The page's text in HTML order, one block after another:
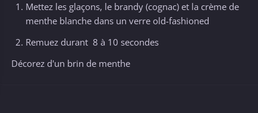
Mettez les glaçons, le brandy (cognac) et la crème de
menthe blanche dans un verre old-fashioned
Remuez durant 8 à 10 secondes
Décorez d'un brin de menthe